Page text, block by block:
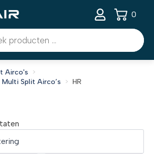
0
Airco's
Split Airco’s
HR